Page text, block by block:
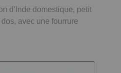
d’Inde domestique, petit
avec une fourrure